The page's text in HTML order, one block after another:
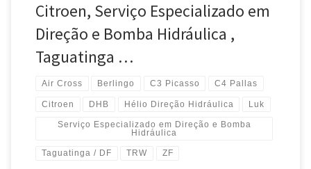
Citroen, Serviço Especializado em
Direção e Bomba Hidráulica ,
Taguatinga …
Air Cross Berlingo C3 Picasso C4 Pallas
Citroen DHB Hélio Direção Hidráulica Luk
Serviço Especializado em Direção e Bomba
Hidráulica
Taguatinga / DF TRW ZF